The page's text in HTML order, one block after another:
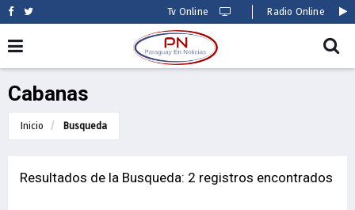
Tv Online Radio Online
Cabanas
Inicio Busqueda
Resultados de la Busqueda: 2 registros encontrados